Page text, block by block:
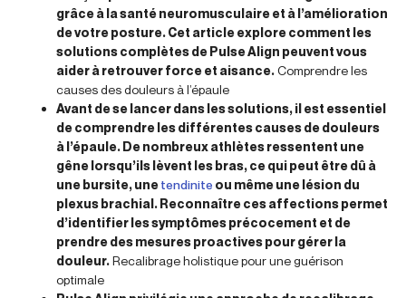
grâce à la santé neuromusculaire et à l’amélioration
de votre posture. Cet article explore comment les
solutions complètes de Pulse Align peuvent vous
aider à retrouver force et aisance.Comprendre les
causes des douleurs à l’épaule
Avant de se lancer dans les solutions, il est essentiel
de comprendre les différentes causes de douleurs
à l’épaule. De nombreux athlètes ressentent une
gêne lorsqu’ils lèvent les bras, ce qui peut être dû à
une bursite, unetendinite ou même une lésion du
plexus brachial. Reconnaître ces affections permet
d’identifier les symptômes précocement et de
prendre des mesures proactives pour gérer la
douleur.Recalibrage holistique pour une guérison
optimale